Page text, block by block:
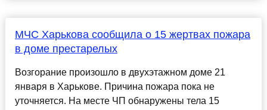
МЧС Харькова сообщила о 15 жертвах пожара
в доме престарелых
Возгорание произошло в двухэтажном доме 21
января в Харькове. Причина пожара пока не
уточняется. На месте ЧП обнаружены тела 15